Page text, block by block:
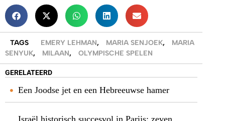
TAGS EMERY LEHMAN, MARIA SENJOEK,
MARIA
SENYUK, MILAAN, OLYMPISCHE SPELEN
GERELATEERD
Een Joodse jet en een Hebreeuwse hamer